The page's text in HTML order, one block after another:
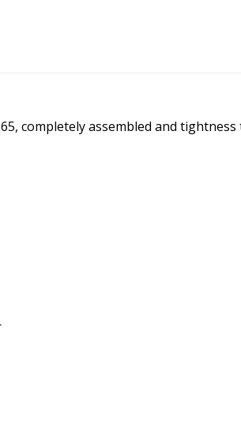
completely assembled and tightness